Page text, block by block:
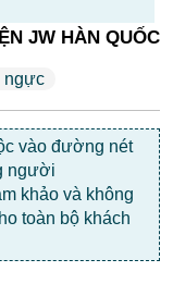
JW HÀN QUỐC
ngực
vào đường nét
người
khảo và không
toàn bộ khách